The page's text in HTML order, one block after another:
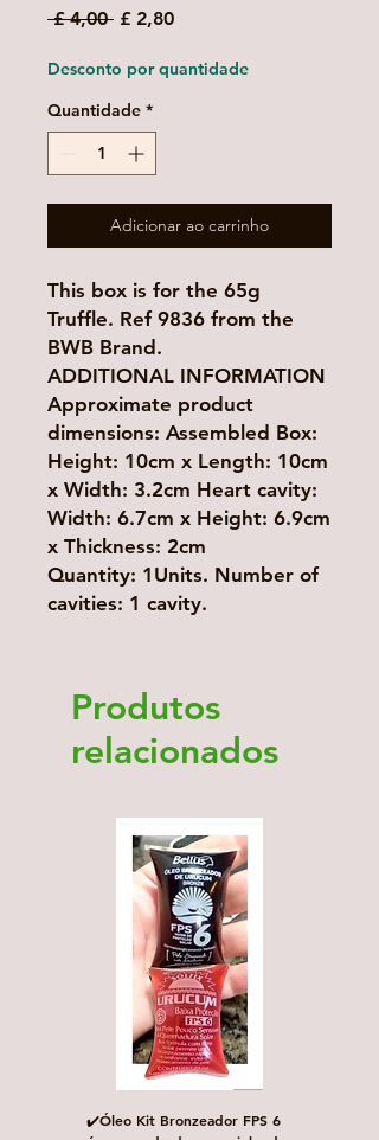
£ 4,00 Preço
£ 2,80Preço
Desconto por quantidade
Quantidade *
Adicionar ao carrinho
This box is for the 65g
Truffle. Ref 9836 from the
BWB Brand.
ADDITIONAL INFORMATION
Approximate product
dimensions: Assembled Box:
Height: 10cm x Length: 10cm
x Width: 3.2cm Heart cavity:
Width: 6.7cm x Height: 6.9cm
x Thickness: 2cm
Quantity: 1Units. Number of
cavities: 1 cavity.
Produtos
relacionados
✔️Óleo Kit Bronzeador FPS 6